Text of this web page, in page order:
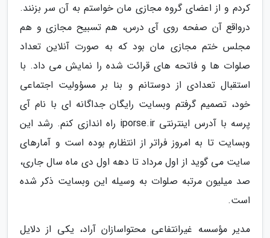
کردم و از اعضای گروه مجازی مان خواستم به آن سر بزنند.
درواقع آن صفحه روی آی درس، هم تسبیح مجازی و هم
مجلس ختم مجازی مان بود که به صورت آنلاین تعداد
صلوات ها و فاتحه های قرائت شده را نمایش می داد. با
استقبال تعدادی از دوستانم و بنا بر مسؤولیت اجتماعی
خود، تصمیم گرفتم وبسایت رایگان جداگانه ای با نام آی
پرسه با آدرس اینترنتی iporse.ir راه اندازی کنم. رشد این
وبسایت تا به امروز فراتر از انتظارم بوده است و آمارهای
سایت می گوید از اول مرداد تا دهه اول دی ماه سال جاری،
صد میلیون مرتبه صلوات به وسیله این وبسایت ذکر شده
است.
مدیر مؤسسه غیرانتفاعی محتواسازان آراد، یکی از دلایل